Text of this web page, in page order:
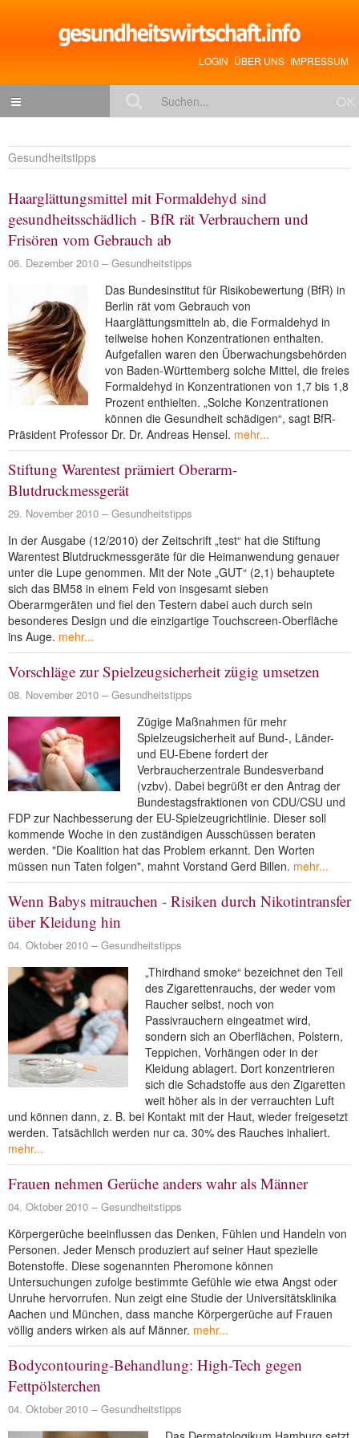
LOGIN ÜBER UNS IMPRESSUM
Gesundheitspolitik
Zukunftstrends
Management
Medizin & Pharma
Jobs & Karriere
Mitglieder-Beiträge
NEUER BEITRAG
Gesundheitstipps
Haarglättungsmittel mit Formaldehyd sind
gesundheitsschädlich - BfR rät Verbrauchern und
Frisören vom Gebrauch ab
06. Dezember 2010 Gesundheitstipps
Das Bundesinstitut für Risikobewertung (BfR) in
Berlin rät vom Gebrauch von
Haarglättungsmitteln ab, die Formaldehyd in
teilweise hohen Konzentrationen enthalten.
Aufgefallen waren den Überwachungsbehörden
von Baden-Württemberg solche Mittel, die freies
Formaldehyd in Konzentrationen von 1,7 bis 1,8
Prozent enthielten. „Solche Konzentrationen
können die Gesundheit schädigen“, sagt BfR-
Präsident Professor Dr. Dr. Andreas Hensel. mehr...
Stiftung Warentest prämiert Oberarm-
Blutdruckmessgerät
29. November 2010 Gesundheitstipps
In der Ausgabe (12/2010) der Zeitschrift „test“ hat die Stiftung
Warentest Blutdruckmessgeräte für die Heimanwendung genauer
unter die Lupe genommen. Mit der Note „GUT“ (2,1) behauptete
sich das BM58 in einem Feld von insgesamt sieben
Oberarmgeräten und fiel den Testern dabei auch durch sein
besonderes Design und die einzigartige Touchscreen-Oberfläche
ins Auge. mehr...
Vorschläge zur Spielzeugsicherheit zügig umsetzen
08. November 2010 Gesundheitstipps
Zügige Maßnahmen für mehr
Spielzeugsicherheit auf Bund-, Länder-
und EU-Ebene fordert der
Verbraucherzentrale Bundesverband
(vzbv). Dabei begrüßt er den Antrag der
Bundestagsfraktionen von CDU/CSU und
FDP zur Nachbesserung der EU-Spielzeugrichtlinie. Dieser soll
kommende Woche in den zuständigen Ausschüssen beraten
werden. "Die Koalition hat das Problem erkannt. Den Worten
müssen nun Taten folgen", mahnt Vorstand Gerd Billen. mehr...
Wenn Babys mitrauchen - Risiken durch Nikotintransfer
über Kleidung hin
04. Oktober 2010 Gesundheitstipps
„Thirdhand smoke“ bezeichnet den Teil
des Zigarettenrauchs, der weder vom
Raucher selbst, noch von
Passivrauchern eingeatmet wird,
sondern sich an Oberflächen, Polstern,
Teppichen, Vorhängen oder in der
Kleidung ablagert. Dort konzentrieren
sich die Schadstoffe aus den Zigaretten
weit höher als in der verrauchten Luft
und können dann, z. B. bei Kontakt mit der Haut, wieder freigesetzt
werden. Tatsächlich werden nur ca. 30% des Rauches inhaliert.
mehr...
Frauen nehmen Gerüche anders wahr als Männer
04. Oktober 2010 Gesundheitstipps
Körpergerüche beeinflussen das Denken, Fühlen und Handeln von
Personen. Jeder Mensch produziert auf seiner Haut spezielle
Botenstoffe. Diese sogenannten Pheromone können
Untersuchungen zufolge bestimmte Gefühle wie etwa Angst oder
Unruhe hervorrufen. Nun zeigt eine Studie der Universitätsklinika
Aachen und München, dass manche Körpergerüche auf Frauen
völlig anders wirken als auf Männer. mehr...
Bodycontouring-Behandlung: High-Tech gegen
Fettpölsterchen
04. Oktober 2010 Gesundheitstipps